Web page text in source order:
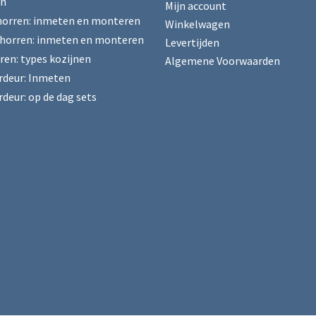
inmeten en monteren
inmeten en monteren
types kozijnen
Inmeten
op de dag sets
Mijn account
Winkelwagen
Levertijden
Algemene Voorwaarden